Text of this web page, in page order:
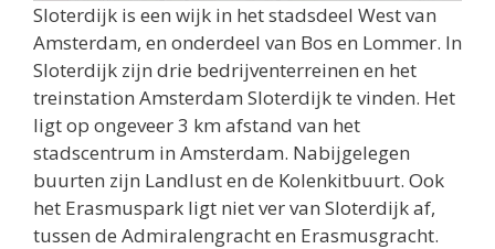
Sloterdijk is een wijk in het stadsdeel West van
Amsterdam, en onderdeel van Bos en Lommer. In
Sloterdijk zijn drie bedrijventerreinen en het
treinstation Amsterdam Sloterdijk te vinden. Het
ligt op ongeveer 3 km afstand van het
stadscentrum in Amsterdam. Nabijgelegen
buurten zijn Landlust en de Kolenkitbuurt. Ook
het Erasmuspark ligt niet ver van Sloterdijk af,
tussen de Admiralengracht en Erasmusgracht.